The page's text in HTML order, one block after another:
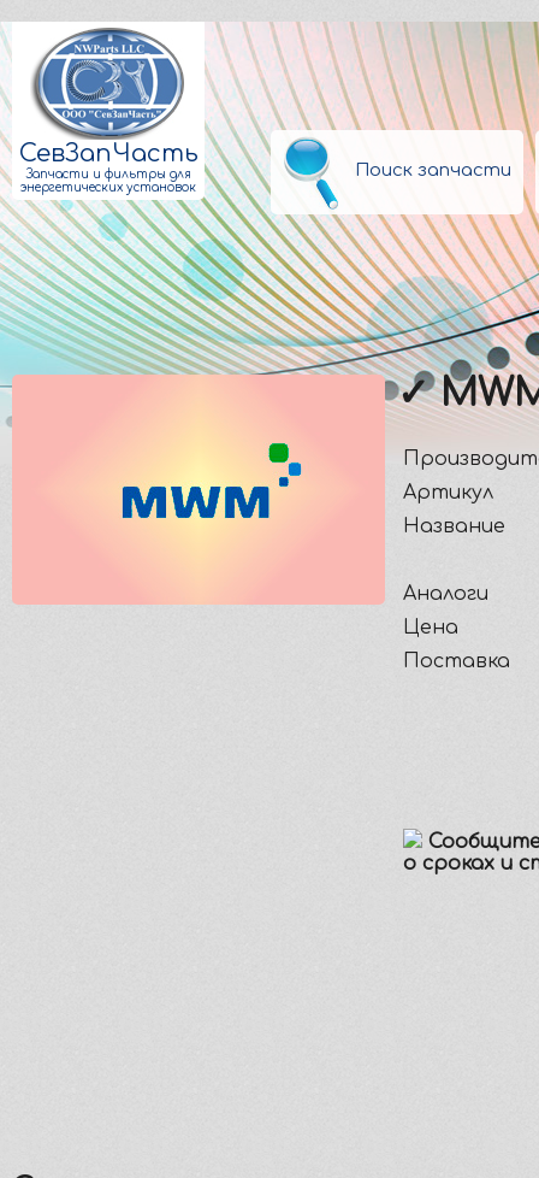
СевЗапЧасть
Запчасти и фильтры для
энергетических установок
Поиск запчасти
✓
Артикул
Название
Аналоги
Цена
Поставка
о сроках и